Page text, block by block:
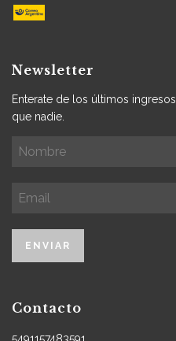
Newsletter
Enterate de los últimos
que nadie.
Contacto